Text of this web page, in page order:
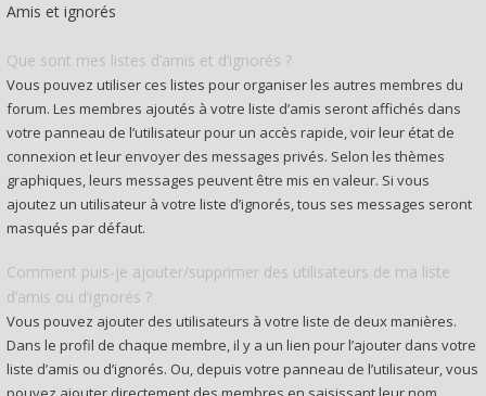
Amis et ignorés
Que sont mes listes d’amis et d’ignorés ?
Vous pouvez utiliser ces listes pour organiser les autres membres du
forum. Les membres ajoutés à votre liste d’amis seront affichés dans
votre panneau de l’utilisateur pour un accès rapide, voir leur état de
connexion et leur envoyer des messages privés. Selon les thèmes
graphiques, leurs messages peuvent être mis en valeur. Si vous
ajoutez un utilisateur à votre liste d’ignorés, tous ses messages seront
masqués par défaut.
Comment puis-je ajouter/supprimer des utilisateurs de ma liste
d’amis ou d’ignorés ?
Vous pouvez ajouter des utilisateurs à votre liste de deux manières.
Dans le profil de chaque membre, il y a un lien pour l’ajouter dans votre
liste d’amis ou d’ignorés. Ou, depuis votre panneau de l’utilisateur, vous